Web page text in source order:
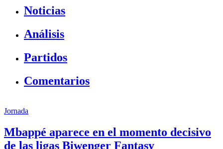
Noticias
Análisis
Partidos
Comentarios
Jornada
Mbappé aparece en el momento decisivo
de las ligas Biwenger Fantasy